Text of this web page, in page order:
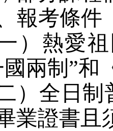
報考條件
一）熱愛
兩制”和
二）全日
業證書且